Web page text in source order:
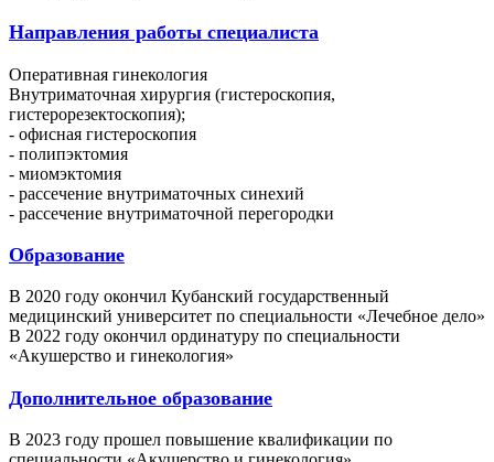
Направления работы специалиста
Оперативная гинекология
Внутриматочная хирургия (гистероскопия,
гистерорезектоскопия);
- офисная гистероскопия
- полипэктомия
- миомэктомия
- рассечение внутриматочных синехий
- рассечение внутриматочной перегородки
Образование
В 2020 году окончил Кубанский государственный
медицинский университет по специальности «Лечебное дело»
В 2022 году окончил ординатуру по специальности
«Акушерство и гинекология»
Дополнительное образование
В 2023 году прошел повышение квалификации по